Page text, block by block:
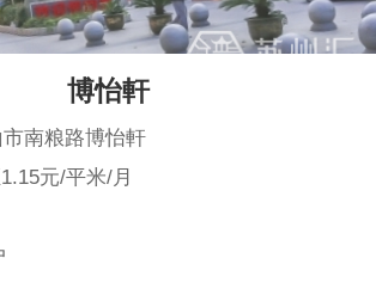
博怡軒
南粮路博怡軒
元/平米/月